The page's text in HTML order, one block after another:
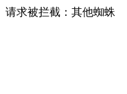
请求被拦截：其他蜘蛛